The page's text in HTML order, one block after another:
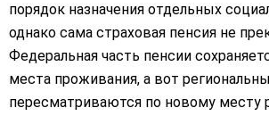
порядок назначения отдельных
однако сама страховая пенсия не
Федеральная часть пенсии
места проживания, а вот
пересматриваются по новому месту